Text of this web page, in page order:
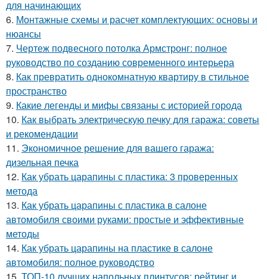
для начинающих
6. Монтажные схемы и расчет комплектующих: основы и
нюансы
7. Чертеж подвесного потолка Армстронг: полное
руководство по созданию современного интерьера
8. Как превратить однокомнатную квартиру в стильное
пространство
9. Какие легенды и мифы связаны с историей города
10. Как выбрать электрическую печку для гаража: советы
и рекомендации
11. Экономичное решение для вашего гаража:
дизельная печка
12. Как убрать царапины с пластика: 3 проверенных
метода
13. Как убрать царапины с пластика в салоне
автомобиля своими руками: простые и эффективные
методы
14. Как убрать царапины на пластике в салоне
автомобиля: полное руководство